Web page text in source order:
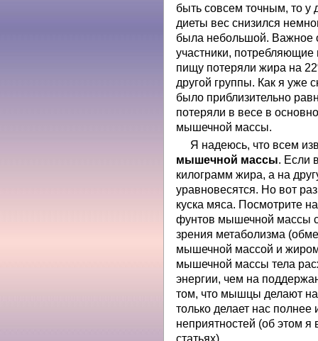
быть совсем точным, то у
диеты вес снизился
была небольшой. Важное
участники,
пищу потеряли жира на
другой группы. Как я уже
было приблизительно
потеряли в весе в
мышечной массы.
Я надеюсь, что всем
мышечной массы. Если
килограмм жира, а на
уравновесятся. Но вот
куска мяса. Посмотрите
фунтов мышечной массы
зрения метаболизма
мышечной массой и
мышечной массы тела
энергии, чем на
том, что мышцы делают
только делает нас
неприятностей (об этом
статьях).